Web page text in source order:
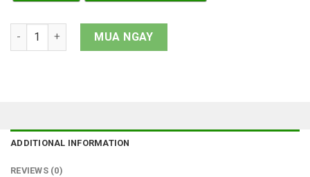
Kính lưng iPhone 12 Pro quantity
MUA NGAY
ADDITIONAL INFORMATION
REVIEWS (0)